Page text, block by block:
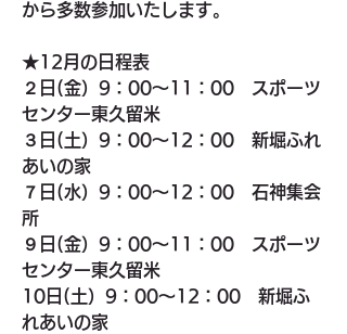
から多数参加いたします。
★12月の日程表
２日(金）9：00～11：00　スポーツ
センター東久留米
３日(土）9：00～12：00　新堀ふれ
あいの家
７日(水）9：00～12：00　石神集会
所
９日(金）9：00～11：00　スポーツ
センター東久留米
10日(土）9：00～12：00　新堀ふ
れあいの家